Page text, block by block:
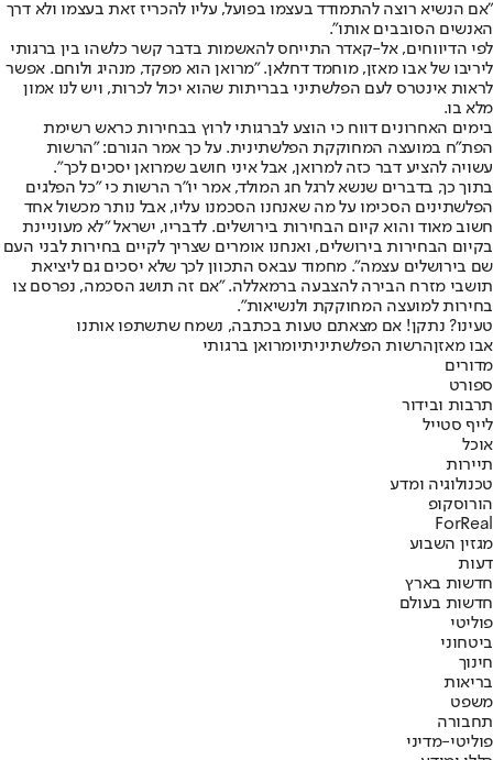
"אם הנשיא רוצה להתמודד בעצמו בפועל, עליו להכריז זאת בעצמו ולא דרך
האנשים הסובבים אותו".
לפי הדיווחים, אל-קאדר התייחס להאשמות בדבר קשר כלשהו בין ברגותי
ליריבו של אבו מאזן, מוחמד דחלאן. "מרואן הוא מפקד, מנהיג ולוחם. אפשר
לראות אינטרס לעם הפלשתיני בבריתות שהוא יכול לכרות, ויש לנו אמון
מלא בו.
בימים האחרונים דווח כי הוצע לברגותי לרוץ בבחירות כראש רשימת
הפת"ח במועצה המחוקקת הפלשתינית. על כך אמר הגורם: "הרשות
עשויה להציע דבר כזה למרואן, אבל איני חושב שמרואן יסכים לכך".
בתוך כך, בדברים שנשא לרגל חג המולד, אמר יו"ר הרשות כי "כל הפלגים
הפלשתינים הסכימו על מה שאנחנו הסכמנו עליו, אבל נותר מכשול אחד
חשוב מאוד והוא קיום הבחירות בירושלים. לדבריו, ישראל "לא מעוניינת
בקיום הבחירות בירושלים, ואנחנו אומרים שצריך לקיים בחירות לבני העם
שם בירושלים עצמה". מחמוד עבאס התכוון לכך שלא יסכים גם ליציאת
תושבי מזרח הבירה להצבעה ברמאללה. "אם זה תושג הסכמה, נפרסם צו
בחירות למועצה המחוקקת ולנשיאות".
טעינו? נתקן! אם מצאתם טעות בכתבה, נשמח שתשתפו אותנו
אבו מאזןהרשות הפלשתיניתיומרואן ברגותי
מדורים
ספורט
תרבות ובידור
לייף סטייל
אוכל
תיירות
טכנולוגיה ומדע
הורוסקופ
ForReal
מגזין השבוע
דעות
חדשות בארץ
חדשות בעולם
פוליטי
ביטחוני
חינוך
בריאות
משפט
תחבורה
פוליטי-מדיני